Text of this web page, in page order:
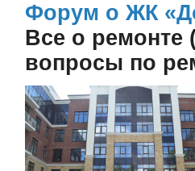
Форум о ЖК
Все о ремонте
вопросы по